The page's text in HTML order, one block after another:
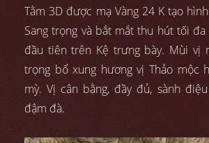
Tằm 3D được mạ Vàng 24 K tạo
Sang trọng và bắt mắt thu hút tối
đầu tiên trên Kệ trưng bày. Mùi vị
trọng bổ xung hương vị Thảo mộc
mỳ. Vị cân bằng, đầy đủ, sành
đậm đà.